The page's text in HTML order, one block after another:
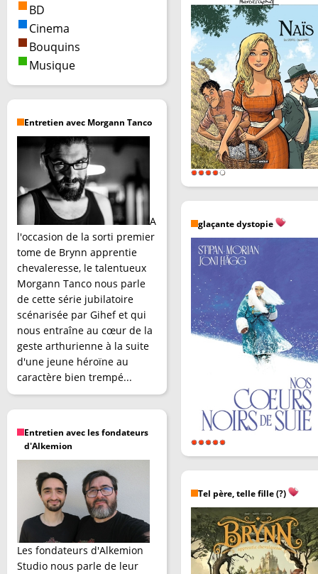
BD
Cinema
Bouquins
Musique
Entretien avec Morgann Tanco
A
l'occasion de la sorti premier
tome de Brynn apprentie
chevaleresse, le talentueux
Morgann Tanco nous parle
de cette série jubilatoire
scénarisée par Gihef et qui
nous entraîne au cœur de la
geste arthurienne à la suite
d'une jeune héroïne au
caractère bien trempé...
Entretien avec les fondateurs
d'Alkemion
Les fondateurs d'Alkemion
Studio nous parle de leur
glaçante dystopie
Tel père, telle fille (?)